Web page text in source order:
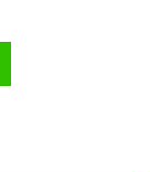
anti-ondes